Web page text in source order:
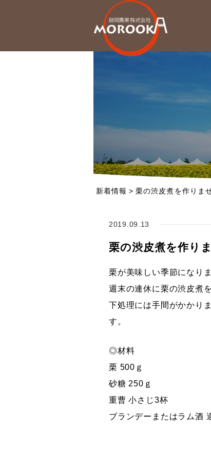
新着情報 > 栗の渋皮煮を作りま
2019.09.13
栗の渋皮煮を作り
栗が美味しい季節になりま
週末の連休に栗の渋皮煮
下処理には手間がかかり
す。
◎材料
栗 500ｇ
砂糖 250ｇ
重曹 小さじ3杯
ブランデーまたはラム酒